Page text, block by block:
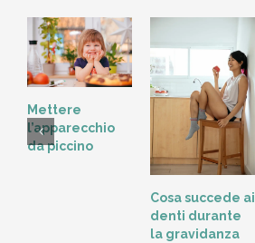
Mettere
l’apparecchio
da piccino
Cosa succede ai
denti durante
la gravidanza